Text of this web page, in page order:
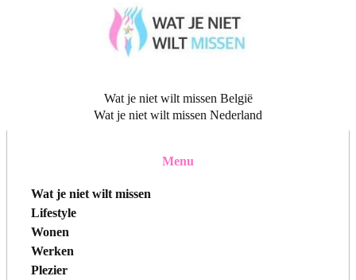
Wat je niet wilt missen België
Wat je niet wilt missen Nederland
Menu
Wat je niet wilt missen
Lifestyle
Wonen
Werken
Plezier